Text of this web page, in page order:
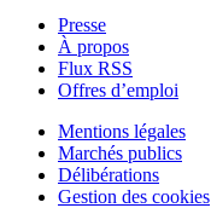
Presse
À propos
Flux RSS
Offres d’emploi
Mentions légales
Marchés publics
Délibérations
Gestion des cookies